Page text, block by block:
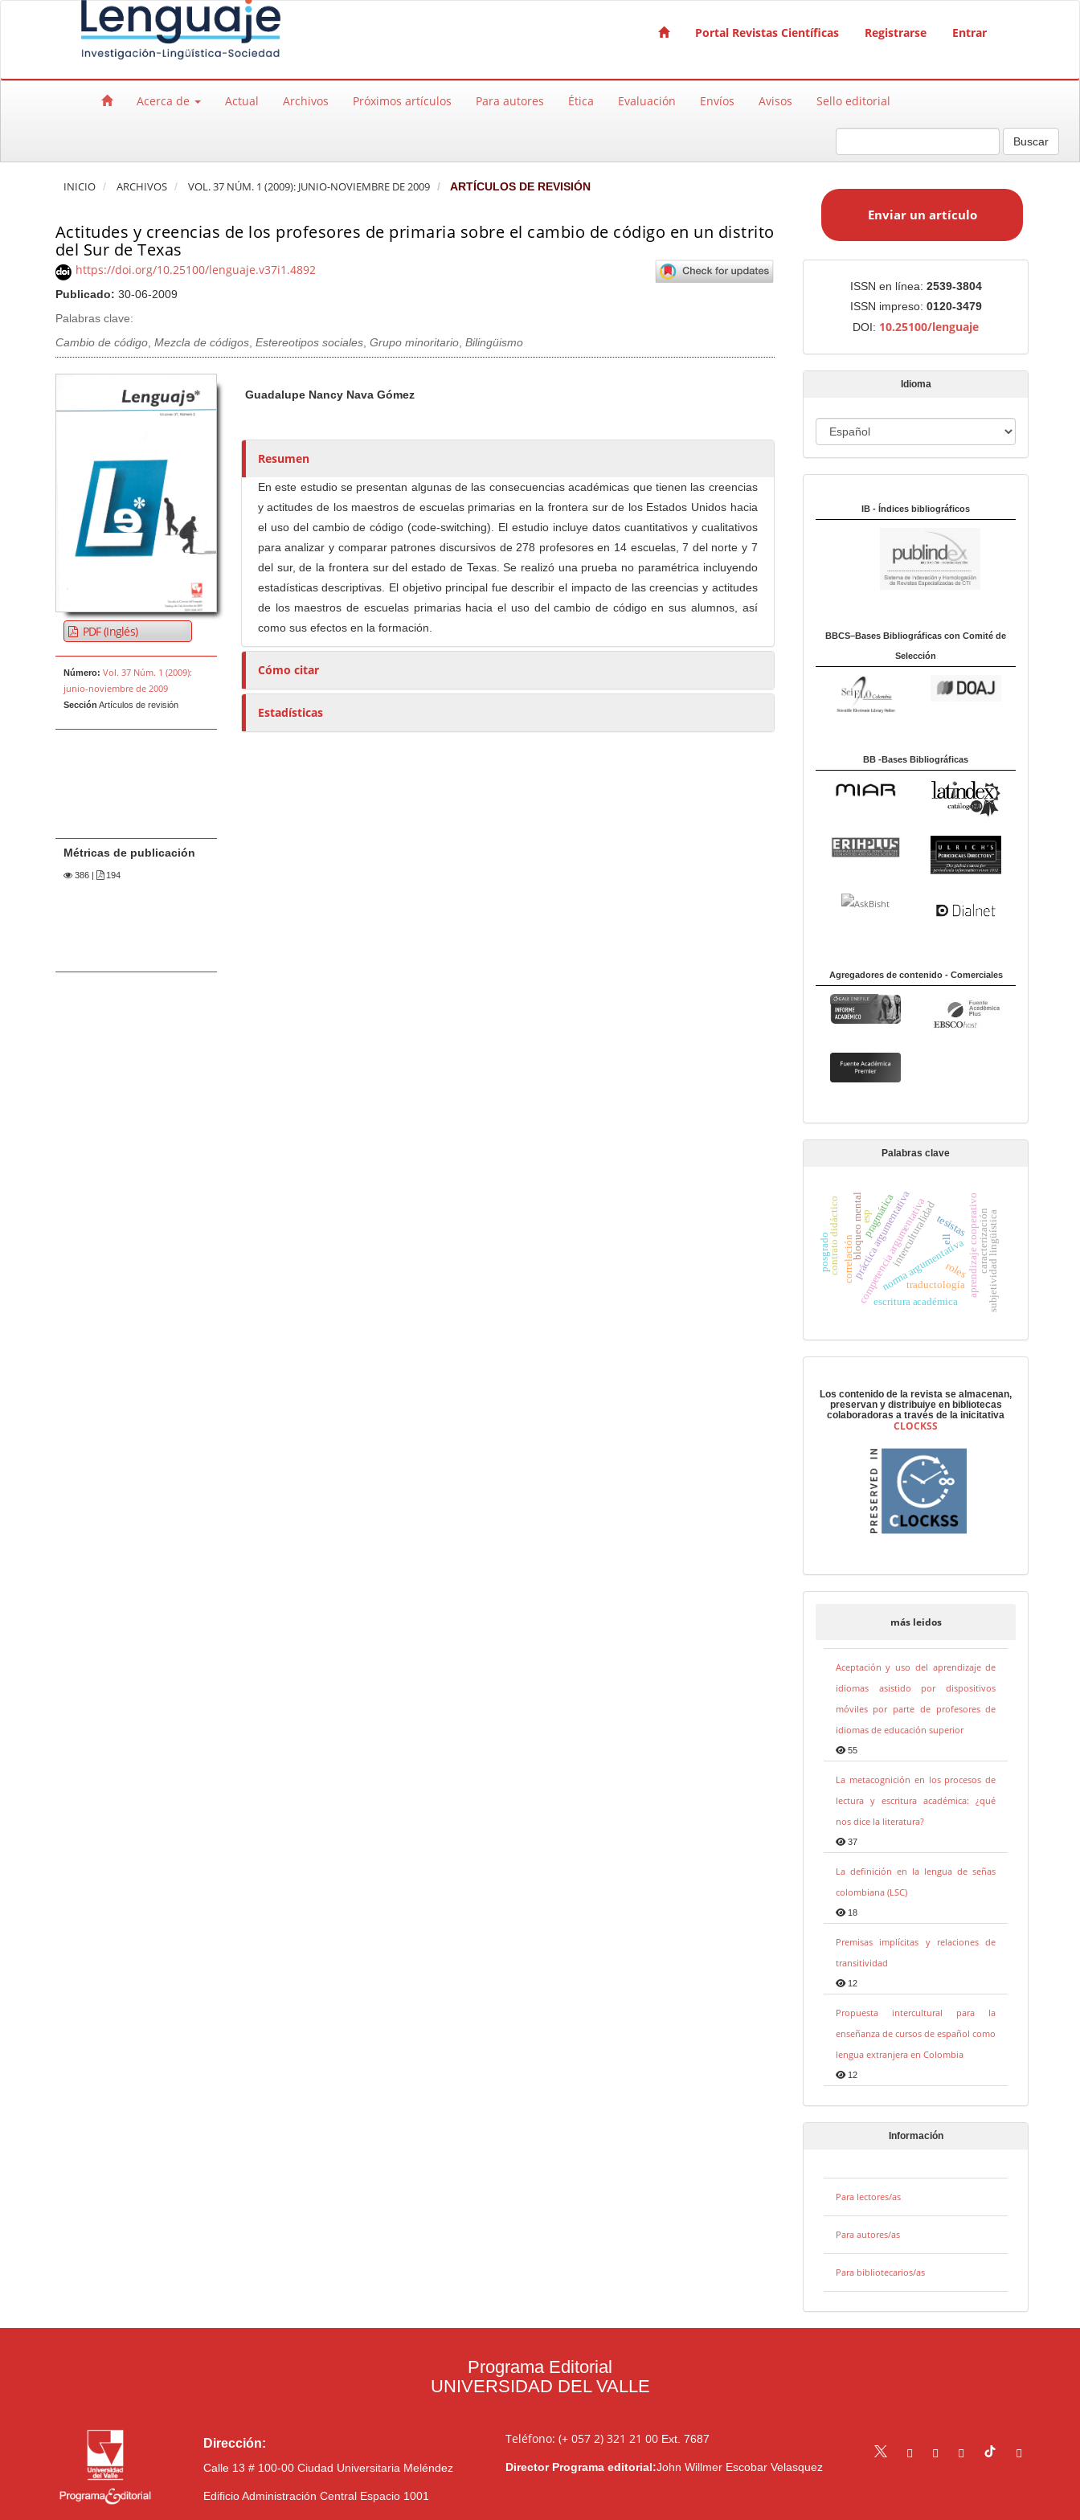
Salto rápido al contenido de la página
Navegación principal
Contenido principal
Portal Revistas Científicas Registrarse Entrar
Acerca de Actual Archivos Próximos artículos Para autores Ética Evaluación Envíos Avisos Sello editorial
Buscar
INICIO ARCHIVOS VOL. 37 NÚM. 1 (2009): JUNIO-NOVIEMBRE DE 2009 ARTÍCULOS DE REVISIÓN
Actitudes y creencias de los profesores de primaria sobre el cambio de código en un distrito
del Sur de Texas
https://doi.org/10.25100/lenguaje.v37i1.4892
Publicado: 30-06-2009
Palabras clave:
Cambio de código, Mezcla de códigos, Estereotipos sociales, Grupo minoritario, Bilingüismo
Barra lateral del artículo
PDF (Inglés)
Número: Vol. 37 Núm. 1 (2009):
junio-noviembre de 2009
Sección Artículos de revisión
Métricas de publicación
386| 194
u
o
e
Guadalupe Nancy Nava Gómez
Resumen
En este estudio se presentan algunas de las consecuencias académicas que tienen las creencias
y actitudes de los maestros de escuelas primarias en la frontera sur de los Estados Unidos hacia
el uso del cambio de código (code-switching). El estudio incluye datos cuantitativos y cualitativos
para analizar y comparar patrones discursivos de 278 profesores en 14 escuelas, 7 del norte y 7
del sur, de la frontera sur del estado de Texas. Se realizó una prueba no paramétrica incluyendo
estadísticas descriptivas. El objetivo principal fue describir el impacto de las creencias y actitudes
de los maestros de escuelas primarias hacia el uso del cambio de código en sus alumnos, así
como sus efectos en la formación.
Cómo citar
Estadísticas
a
r
t
Enviar un artículo
ISSN en línea: 2539-3804
ISSN impreso: 0120-3479
DOI: 10.25100/lenguaje
Idioma
d
m
IB - Índices bibliográficos
BBCS–Bases Bibliográficas con Comité de
Selección
BB -Bases Bibliográficas
Agregadores de contenido - Comerciales
Palabras clave
competencia argumentativa
norma argumentativa
práctica argumentativa aprendizaje cooperativo
bloqueo mental
escritura académica
tesistas subjetividad lingüística
interculturalidad caracterización
traductología
pragmática
correlación
esp
ell
roles
contrato didáctico
posgrado
Los contenido de la revista se almacenan,
preservan y distribuiye en bibliotecas
colaboradoras a través de la inicitativa
CLOCKSS
más leidos
Aceptación y uso del aprendizaje de
idiomas asistido por dispositivos
móviles por parte de profesores de
idiomas de educación superior
55
La metacognición en los procesos de
lectura y escritura académica: ¿qué
nos dice la literatura?
37
La definición en la lengua de señas
colombiana (LSC)
18
Premisas implícitas y relaciones de
transitividad
12
Propuesta intercultural para la
enseñanza de cursos de español como
lengua extranjera en Colombia
12
Información
Para lectores/as
Para autores/as
Para bibliotecarios/as
Programa Editorial
UNIVERSIDAD DEL VALLE
Dirección:
Calle 13 # 100-00 Ciudad Universitaria Meléndez
Edificio Administración Central Espacio 1001
Teléfono: (+ 057 2) 321 21 00Ext. 7687
Director Programa editorial:John Willmer Escobar Velasquez